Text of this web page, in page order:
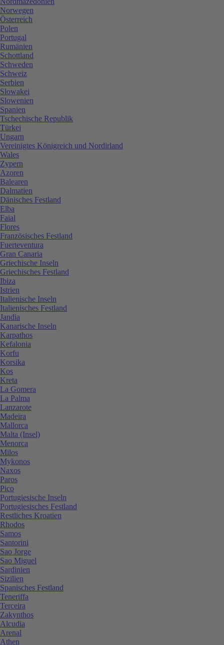
Norwegen
Österreich
Polen
Portugal
Rumänien
Schottland
Schweden
Schweiz
Serbien
Slowakei
Slowenien
Spanien
Tschechische Republik
Türkei
Ungarn
Vereinigtes Königreich und Nordirland
Wales
Zypern
Azoren
Balearen
Dalmatien
Dänisches Festland
Elba
Faial
Flores
Französisches Festland
Fuerteventura
Gran Canaria
Griechische Inseln
Griechisches Festland
Ibiza
Istrien
Italienische Inseln
Italienisches Festland
Jandia
Kanarische Inseln
Karpathos
Kefalonia
Korfu
Korsika
Kos
Kreta
La Gomera
La Palma
Lanzarote
Madeira
Mallorca
Malta (Insel)
Menorca
Milos
Mykonos
Naxos
Paros
Pico
Portugiesische Inseln
Portugiesisches Festland
Restliches Kroatien
Rhodos
Samos
Santorini
Sao Jorge
Sao Miguel
Sardinien
Sizilien
Spanisches Festland
Teneriffa
Terceira
Zakynthos
Alcudia
Arenal
Athen